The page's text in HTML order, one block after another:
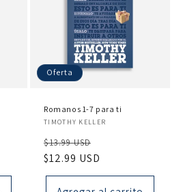
Oferta
Romanos 1-7 para ti
Proveedor:
TIMOTHY KELLER
Precio
habitual
$13.99 USD
de
oferta
$12.99 USD